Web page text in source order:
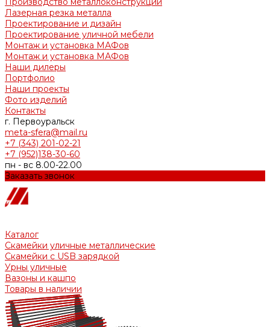
Лазерная резка металла
Проектирование и дизайн
Проектирование уличной мебели
Монтаж и установка МАФов
Монтаж и установка МАФов
Наши дилеры
Портфолио
Наши проекты
Фото изделий
Контакты
г. Первоуральск
meta-sfera@mail.ru
+7 (343) 201-02-21
+7 (952)138-30-60
пн - вс 8.00-22.00
Заказать звонок
Каталог
Скамейки уличные металлические
Скамейки с USB зарядкой
Урны уличные
Вазоны и кашпо
Товары в наличии